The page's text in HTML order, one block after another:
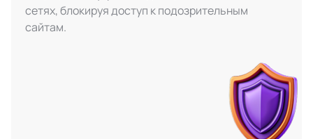
сетях, блокируя доступ к подозрительным
сайтам.